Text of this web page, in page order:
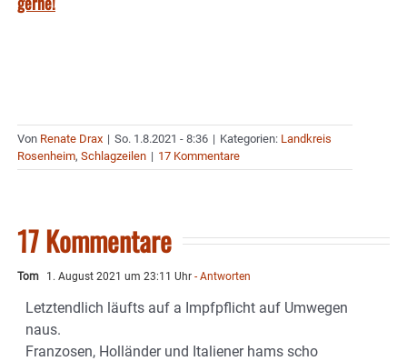
Von Renate Drax | So. 1.8.2021 - 8:36 | Kategorien: Landkreis
Rosenheim, Schlagzeilen | 17 Kommentare
17 Kommentare
Tom 1. August 2021 um 23:11 Uhr - Antworten
Letztendlich läufts auf a Impfpflicht auf Umwegen
naus.
Franzosen, Holländer und Italiener hams scho